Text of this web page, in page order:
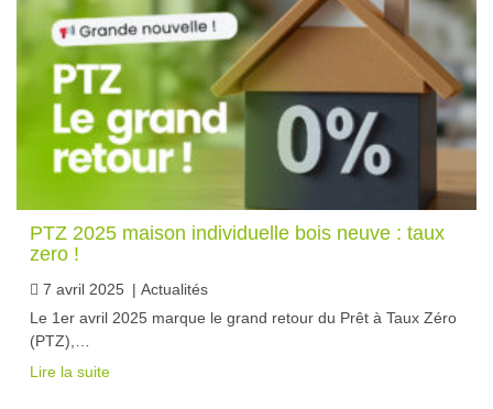
PTZ 2025 maison individuelle bois neuve : taux
zero !
7 avril 2025 | Actualités
Le 1er avril 2025 marque le grand retour du Prêt à Taux Zéro
(PTZ),…
Lire la suite